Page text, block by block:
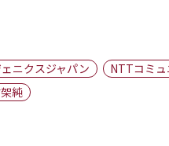
パーソン
ニクスジャパン
NTTコミ
純